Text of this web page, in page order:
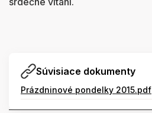
Súvisiace dokumenty
Prázdninové pondelky 2015.pdf